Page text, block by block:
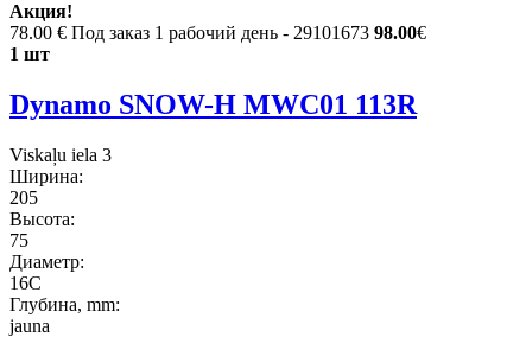
Акция!
78.00 € Под заказ 1 рабочий день - 29101673 98.00€
1 шт
Dynamo SNOW-H MWC01 113R
Viskaļu iela 3
Ширина:
205
Высота:
75
Диаметр:
16C
Глубина, mm:
jauna